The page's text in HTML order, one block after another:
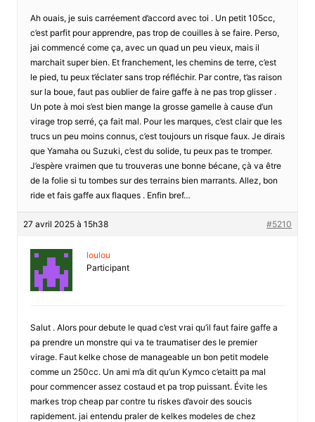
Ah ouais, je suis carréement d’accord avec toi . Un petit 105cc,
c’est parfit pour apprendre, pas trop de couilles à se faire. Perso,
jai commencé come ça, avec un quad un peu vieux, mais il
marchait super bien. Et franchement, les chemins de terre, c’est
le pied, tu peux t’éclater sans trop réfléchir. Par contre, t’as raison
sur la boue, faut pas oublier de faire gaffe à ne pas trop glisser .
Un pote à moi s’est bien mange la grosse gamelle à cause d’un
virage trop serré, ça fait mal. Pour les marques, c’est clair que les
trucs un peu moins connus, c’est toujours un risque faux. Je dirais
que Yamaha ou Suzuki, c’est du solide, tu peux pas te tromper.
J’espère vraimen que tu trouveras une bonne bécane, çà va être
de la folie si tu tombes sur des terrains bien marrants. Allez, bon
ride et fais gaffe aux flaques . Enfin bref…
27 avril 2025 à 15h38 #5210
loulou
Participant
Salut . Alors pour debute le quad c’est vrai qu’il faut faire gaffe a
pa prendre un monstre qui va te traumatiser des le premier
virage. Faut kelke chose de manageable un bon petit modele
comme un 250cc. Un ami m’a dit qu’un Kymco c’etaitt pa mal
pour commencer assez costaud et pa trop puissant. Évite les
markes trop cheap par contre tu riskes d’avoir des soucis
rapidement. jai entendu praler de kelkes modeles de chez